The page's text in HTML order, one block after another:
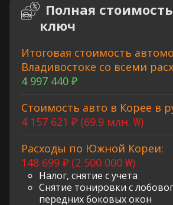
Полная
ключ
Итоговая стоимость
Владивостоке со всеми
4 997 440 ₽
Стоимость авто в Корее в
4 157 621 ₽ (69.9 млн. ₩)
Расходы по Южной Кореи:
148 699 ₽ (2 500 000 ₩)
Налог, снятие с учета
Снятие тонировки с
передних боковых окон